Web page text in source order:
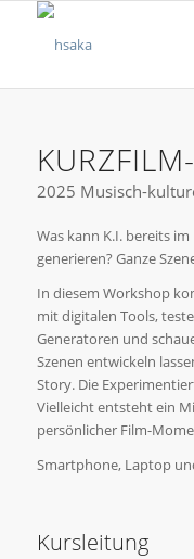
2025 Musisch-
Was kann K.I. bereits
generieren? Ganze
In diesem Workshop
mit digitalen Tools,
Generatoren und
Szenen entwickeln
Story. Die
Vielleicht entsteht ein
persönlicher Film-
Smartphone, Laptop
Kursleitung